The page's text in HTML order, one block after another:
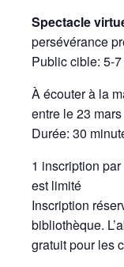
Spectacle
persévérance
Public cible: 5-
À écouter à la
entre le 23
Durée: 30
1 inscription
est limité
Inscription
bibliothèque.
gratuit pour les